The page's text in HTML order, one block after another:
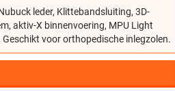
leder, Klittebandsluiting, 3D-
aktiv-X binnenvoering, MPU Light
voor orthopedische inlegzolen.